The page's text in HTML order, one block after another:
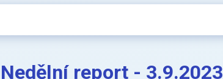
Nedělní report - 3.9.2023